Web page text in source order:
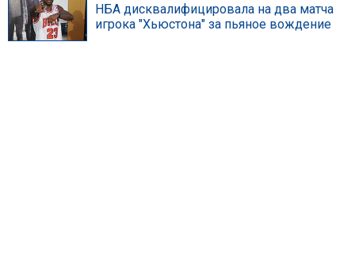
НБА дисквалифицировала на два матча
игрока "Хьюстона" за пьяное вождение